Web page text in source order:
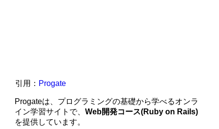
引用： Progate
Progateは、プログラミングの基礎から学べるオンラ
イン学習サイトで、Web開発コース(Ruby on Rails)
を提供しています。